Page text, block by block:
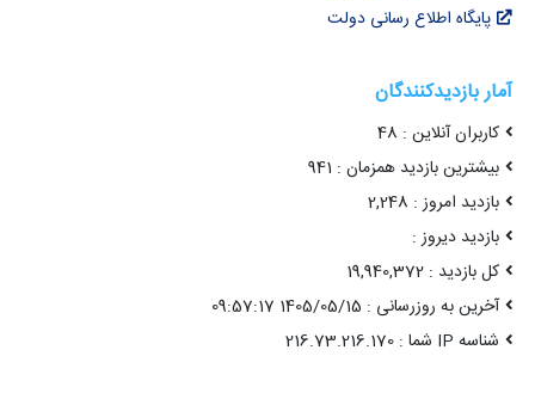
پایگاه اطلاع رسانی دولت
آمار بازدیدکنندگان
کاربران آنلاین : 48
بیشترین بازدید همزمان : 941
بازدید امروز : 2,248
بازدید دیروز :
کل بازدید : 19,940,372
آخرین به روزرسانی : 1405/05/15 09:57:17
شناسه IP شما : 216.73.216.170